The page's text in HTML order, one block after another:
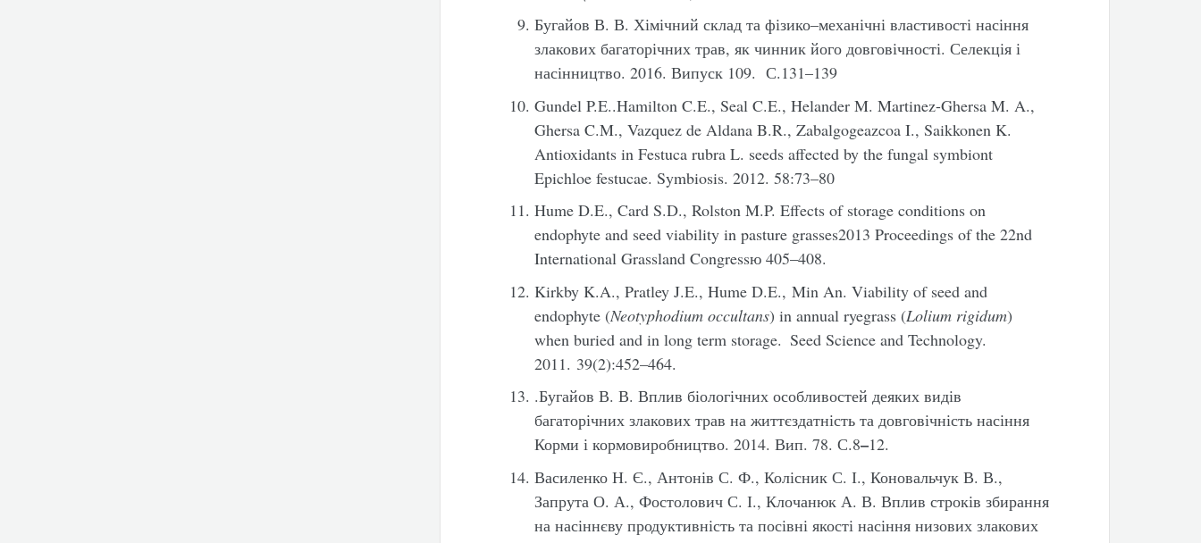
Бугайов В. В. Хімічний склад та фізико–механічні властивості насіння
злакових багаторічних трав, як чинник його довговічності. Селекція і
насінництво. 2016. Випуск 109. С.131–139
Gundel P.E..Hamilton C.E., Seal C.E., Helander M. Martinez-Ghersa M. A.,
Ghersa C.M., Vazquez de Aldana B.R., Zabalgogeazcoa I., Saikkonen K.
Antioxidants in Festuca rubra L. seeds affected by the fungal symbiont
Epichloe festucae. Symbiosis. 2012. 58:73–80
Hume D.E., Card S.D., Rolston M.P. Effects of storage conditions on
endophyte and seed viability in pasture grasses2013 Proceedings of the 22nd
International Grassland Congressю 405–408.
Kirkby K.A., Pratley J.E., Hume D.E., Min An. Viability of seed and
endophyte (Neotyphodium occultans) in annual ryegrass (Lolium rigidum)
when buried and in long term storage. Seed Science and Technology.
2011. 39(2):452–464.
.Бугайов В. В. Вплив біологічних особливостей деяких видів
багаторічних злакових трав на життєздатність та довговічність насіння
Корми і кормовиробництво. 2014. Вип. 78. С.8–12.
Василенко Н. Є., Антонів С. Ф., Колісник С. І., Коновальчук В. В.,
Запрута О. А., Фостолович С. І., Клочанюк А. В. Вплив строків збирання
на насіннєву продуктивність та посівні якості насіння низових злакових